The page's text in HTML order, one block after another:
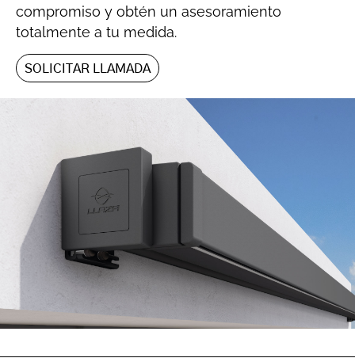
compromiso y obtén un asesoramiento
totalmente a tu medida.
SOLICITAR LLAMADA